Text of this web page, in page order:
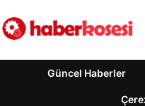
Güncel Haberler